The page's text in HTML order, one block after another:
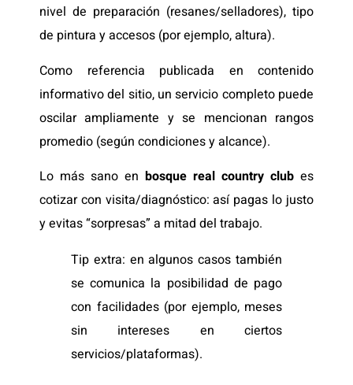
nivel de preparación (resanes/selladores), tipo
de pintura y accesos (por ejemplo, altura).
Como referencia publicada en contenido
informativo del sitio, un servicio completo puede
oscilar ampliamente y se mencionan rangos
promedio (según condiciones y alcance).
Lo más sano en bosque real country club es
cotizar con visita/diagnóstico: así pagas lo justo
y evitas “sorpresas” a mitad del trabajo.
Tip extra: en algunos casos también
se comunica la posibilidad de pago
con facilidades (por ejemplo, meses
sin intereses en ciertos
servicios/plataformas).